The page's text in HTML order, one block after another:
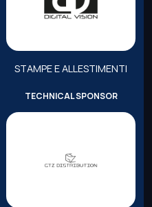
STAMPE E ALLESTIMENTI
TECHNICAL SPONSOR